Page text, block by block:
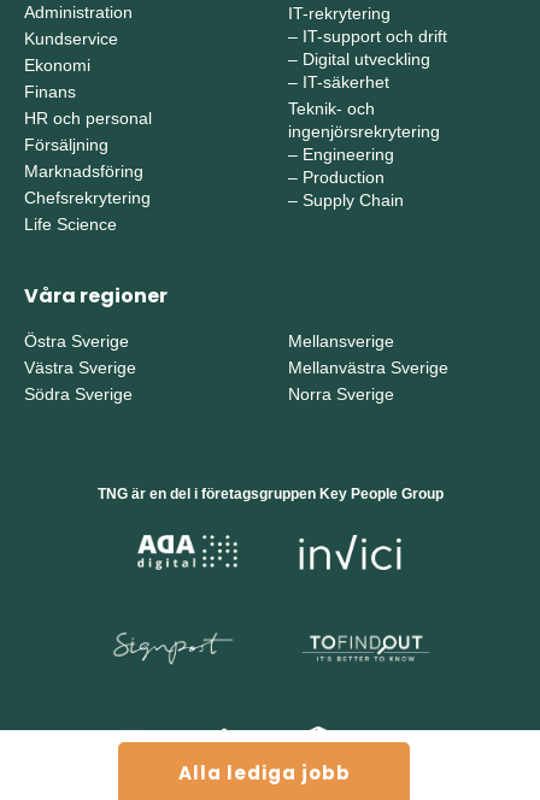
Alla lediga jobb
Administration
Kundservice
Ekonomi
Finans
HR och personal
Försäljning
Marknadsföring
Chefsrekrytering
Life Science
IT-rekrytering
– IT-support och drift
– Digital utveckling
– IT-säkerhet
Teknik- och
ingenjörsrekrytering
– Engineering
– Production
– Supply Chain
Våra regioner
Östra Sverige
Västra Sverige
Södra Sverige
Mellansverige
Mellanvästra Sverige
Norra Sverige
TNG är en del i företagsgruppen Key People Group